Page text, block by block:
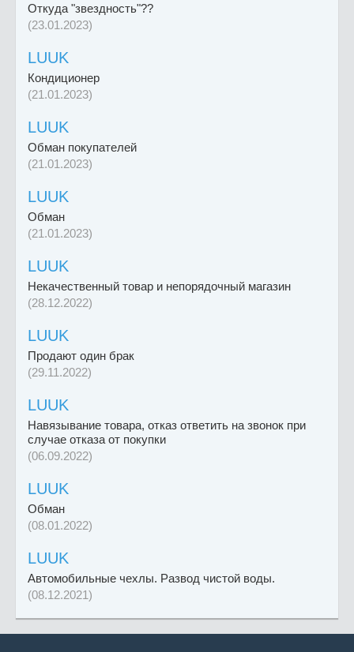
Откуда "звездность"??
(23.01.2023)
LUUK
Кондиционер
(21.01.2023)
LUUK
Обман покупателей
(21.01.2023)
LUUK
Обман
(21.01.2023)
LUUK
Некачественный товар и непорядочный магазин
(28.12.2022)
LUUK
Продают один брак
(29.11.2022)
LUUK
Навязывание товара, отказ ответить на звонок при
случае отказа от покупки
(06.09.2022)
LUUK
Обман
(08.01.2022)
LUUK
Автомобильные чехлы. Развод чистой воды.
(08.12.2021)